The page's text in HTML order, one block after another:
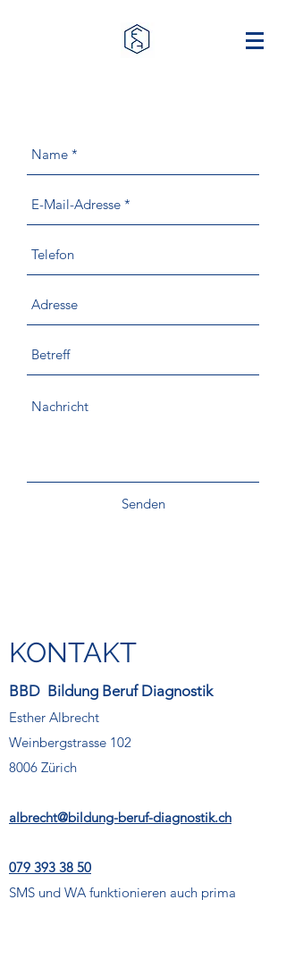
Senden
KONTAKT
BBD Bildung Beruf Diagnostik
Esther Albrecht
Weinbergstrasse 102
8006 Zürich
albrecht@bildung-beruf-diagnostik.ch
079 393 38 50
SMS und WA funktionieren auch prima